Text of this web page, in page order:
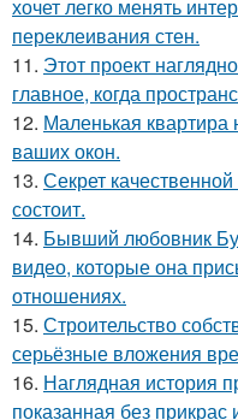
хочет легко менять
переклеивания стен.
11. Этот проект
главное, когда
12. Маленькая
ваших окон.
13. Секрет
состоит.
14. Бывший любовник
видео, которые она
отношениях.
15. Строительство
серьёзные вложения
16. Наглядная история
показанная без